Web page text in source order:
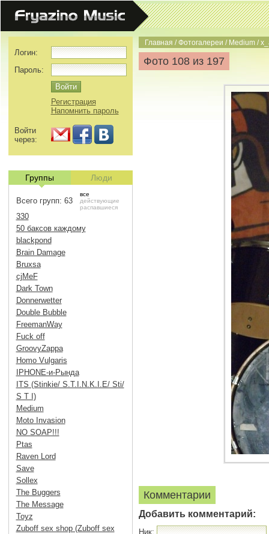
Главная /Фотогалереи / Medium /
Фото 108 из 197
Комментарии
Добавить комментарий:
Ник:
Логин:
Пароль:
Регистрация
Напомнить пароль
Войти
через:
Группы Люди
Всего групп: 63
все
действующие
распавшиеся
330
50 баксов каждому
blackpond
Brain Damage
Bruxsa
cjMeF
Dark Town
Donnerwetter
Double Bubble
FreemanWay
Fuck off
GroovyZappa
Homo Vulgaris
IPHONE-и-Рында
ITS (Stinkie/ S.T.I.N.K.I.E/ Sti/
S T I)
Medium
Moto Invasion
NO SOAP!!!
Ptas
Raven Lord
Save
Sollex
The Buggers
The Message
Toyz
Zuboff sex shop (Zuboff sex